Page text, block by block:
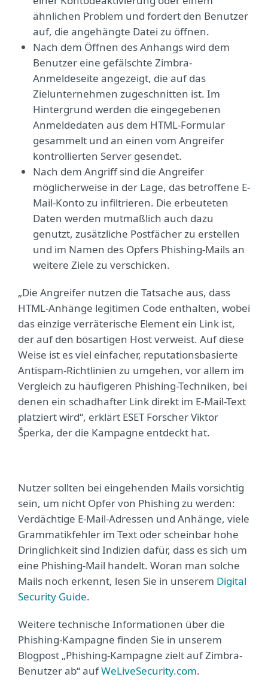
ähnlichen Problem und fordert den Benutzer
auf, die angehängte Datei zu öffnen.
Nach dem Öffnen des Anhangs wird dem
Benutzer eine gefälschte Zimbra-
Anmeldeseite angezeigt, die auf das
Zielunternehmen zugeschnitten ist. Im
Hintergrund werden die eingegebenen
Anmeldedaten aus dem HTML-Formular
gesammelt und an einen vom Angreifer
kontrollierten Server gesendet.
Nach dem Angriff sind die Angreifer
möglicherweise in der Lage, das betroffene E-
Mail-Konto zu infiltrieren. Die erbeuteten
Daten werden mutmaßlich auch dazu
genutzt, zusätzliche Postfächer zu erstellen
und im Namen des Opfers Phishing-Mails an
weitere Ziele zu verschicken.
„Die Angreifer nutzen die Tatsache aus, dass
HTML-Anhänge legitimen Code enthalten, wobei
das einzige verräterische Element ein Link ist,
der auf den bösartigen Host verweist. Auf diese
Weise ist es viel einfacher, reputationsbasierte
Antispam-Richtlinien zu umgehen, vor allem im
Vergleich zu häufigeren Phishing-Techniken, bei
denen ein schadhafter Link direkt im E-Mail-Text
platziert wird“, erklärt ESET Forscher Viktor
Šperka, der die Kampagne entdeckt hat.
Nutzer sollten bei eingehenden Mails vorsichtig
sein, um nicht Opfer von Phishing zu werden:
Verdächtige E-Mail-Adressen und Anhänge, viele
Grammatikfehler im Text oder scheinbar hohe
Dringlichkeit sind Indizien dafür, dass es sich um
eine Phishing-Mail handelt. Woran man solche
Mails noch erkennt, lesen Sie in unserem Digital
Security Guide.
Weitere technische Informationen über die
Phishing-Kampagne finden Sie in unserem
Blogpost „Phishing-Kampagne zielt auf Zimbra-
Benutzer ab“ aufWeLiveSecurity.com.